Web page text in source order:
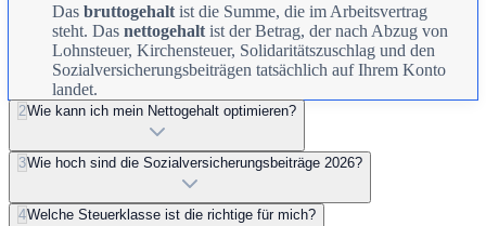
Das bruttogehalt ist die Summe, die im Arbeitsvertrag
steht. Das nettogehalt ist der Betrag, der nach Abzug von
Lohnsteuer, Kirchensteuer, Solidaritätszuschlag und den
Sozialversicherungsbeiträgen tatsächlich auf Ihrem Konto
landet.
2Wie kann ich mein Nettogehalt optimieren?
3Wie hoch sind die Sozialversicherungsbeiträge 2026?
4Welche Steuerklasse ist die richtige für mich?